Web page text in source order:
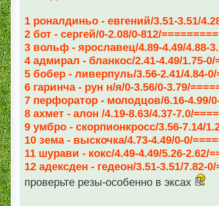
1 роналдиньо - евгений/3.51-3.51/
2 бот - сергей/0-2.08/0-812/
3 вольф - ярославец/4.89-4.49/4.88-
4 адмирал - бланкос/2.41-4.49/1.75-0/
5 бобер - ливерпуль/3.56-2.41/4.84-
6 гаринча - рун н/я/0-3.56/0-3.79/
7 перфоратор - молодцов/6.16-4.99/
8 ахмет - алон /4.19-8.63/4.37-7.0/
9 умбро - скорпионкросс/3.56-7.14/
10 зема - выскочка/4.73-4.49/0-0/
11 шурави - кокс/4.49-4.49/5.26-2.62/
12 адексден - гедеон/3.51-3.51/7.82-
проверьте резы-особенно в эксах